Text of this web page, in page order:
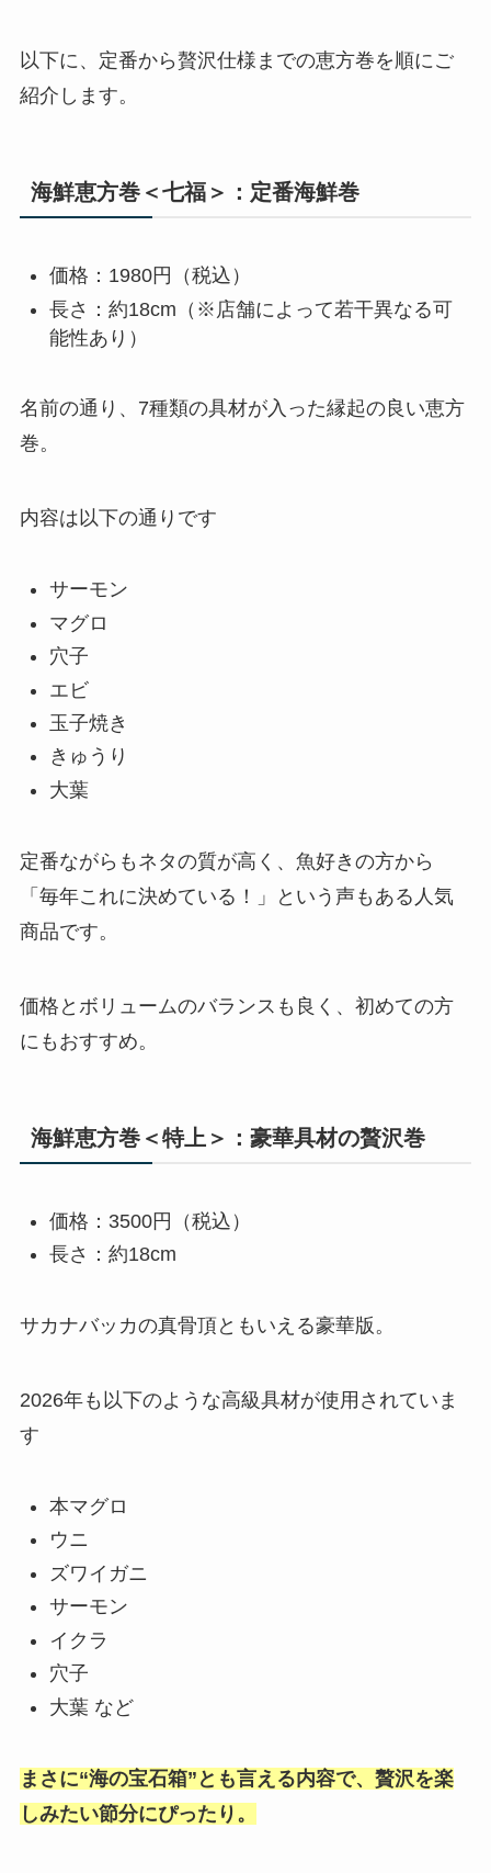
以下に、定番から贅沢仕様までの恵方巻を順にご
紹介します。
海鮮恵方巻＜七福＞：定番海鮮巻
価格：1980円（税込）
長さ：約18cm（※店舗によって若干異なる可
能性あり）
名前の通り、7種類の具材が入った縁起の良い恵方
巻。
内容は以下の通りです
サーモン
マグロ
穴子
エビ
玉子焼き
きゅうり
大葉
定番ながらもネタの質が高く、魚好きの方から
「毎年これに決めている！」という声もある人気
商品です。
価格とボリュームのバランスも良く、初めての方
にもおすすめ。
海鮮恵方巻＜特上＞：豪華具材の贅沢巻
価格：3500円（税込）
長さ：約18cm
サカナバッカの真骨頂ともいえる豪華版。
2026年も以下のような高級具材が使用されていま
す
本マグロ
ウニ
ズワイガニ
サーモン
イクラ
穴子
大葉 など
まさに“海の宝石箱”とも言える内容で、贅沢を楽
しみたい節分にぴったり。